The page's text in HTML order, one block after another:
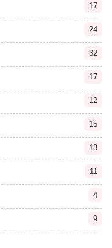
17
24
32
17
12
15
13
11
4
9